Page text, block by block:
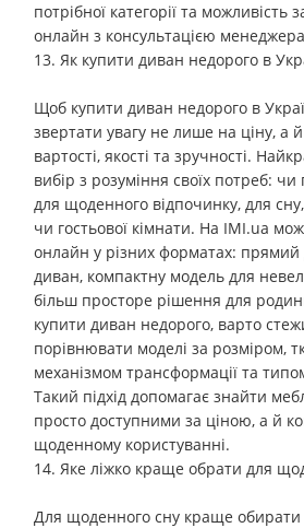
потрібної категорії та можливість
онлайн з консультацією
13. Як купити диван недорого в
Щоб купити диван недорого в
звертати увагу не лише на ціну, а
вартості, якості та зручності.
вибір з розуміння своїх потреб:
для щоденного відпочинку, для сну,
чи гостьової кімнати. На IMI.ua
онлайн у різних форматах: прямий
диван, компактну модель для
більш просторе рішення для
купити диван недорого, варто
порівнювати моделі за розміром,
механізмом трансформації та
Такий підхід допомагає знайти
просто доступними за ціною, а й
щоденному користуванні.
14. Яке ліжко краще обрати для
Для щоденного сну краще обирати